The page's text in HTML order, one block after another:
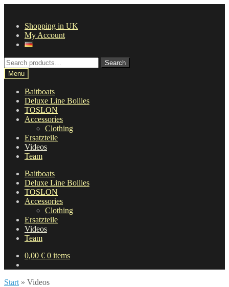
navigation
contentShopping in UK
My Account
Search
for:
Search
Menu
Baitboats
Deluxe Line Boilies
TOSLON
Accessories
Clothing
Ersatzteile
Videos
Team
Baitboats
Deluxe Line Boilies
TOSLON
Accessories
Clothing
Ersatzteile
Videos
Team
0,00 € 0 items
Start » Videos